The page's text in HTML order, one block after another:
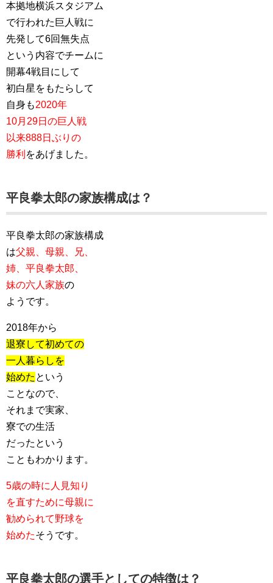
本拠地横浜スタジアム
で行われた巨人戦に
先発して6回無失点
という内容でチームに
開幕4戦目にして
初白星をもたらして
自身も2020年
10月29日の巨人戦
以来888日ぶりの
勝利 をあげました。
平良拳太郎の家族構成は？
平良拳太郎の家族構成
は父親、母親、兄、
姉、平良拳太郎、
妹の六人家族の
ようです。
2018年から
退寮して初めての
一人暮らしを
始めた という
ことなので、
それまで実家、
寮での生活
だったという
こともわかります。
5歳の時に人見知り
を直すために母親に
勧められて野球を
始めたそうです。
平良拳太郎の選手としての特徴は？